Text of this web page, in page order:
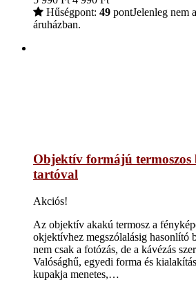
Hűségpont: 49 pontJelenleg nem
áruházban.
Objektív formájú termoszos
tartóval
Akciós!
Az objektív akakú termosz a
okjektívhez megszólalásig hasonlító
nem csak a fotózás, de a kávézás
Valósághű, egyedi forma és
kupakja menetes,…